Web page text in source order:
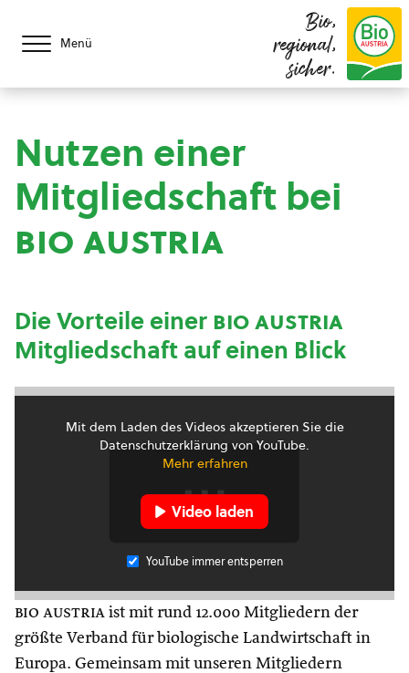
Menü
Bio,
regional,
sicher.
Nutzen einer
Mitgliedschaft bei
bio austria
Die Vorteile einerbio austria
Mitgliedschaft auf einen Blick
Mit dem Laden des Videos akzeptieren Sie die
Datenschutzerklärung von YouTube.
Mehr erfahren
Video laden
YouTube immer entsperren
bio austria ist mit rund 12.000 Mitgliedern der
größte Verband für biologische Landwirtschaft in
Europa. Gemeinsam mit unseren Mitgliedern